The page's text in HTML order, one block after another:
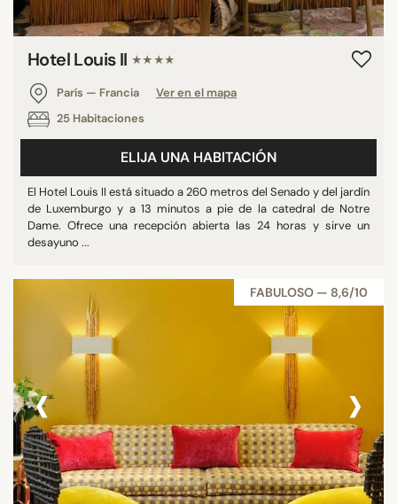
Hotel Louis II ★★★★
París — Francia
Ver en el mapa
25 Habitaciones
ELIJA UNA HABITACIÓN
El Hotel Louis II está situado a 260 metros del Senado y del jardín
de Luxemburgo y a 13 minutos a pie de la catedral de Notre
Dame. Ofrece una recepción abierta las 24 horas y sirve un
desayuno ...
FABULOSO — 8,6/10
‹ ›